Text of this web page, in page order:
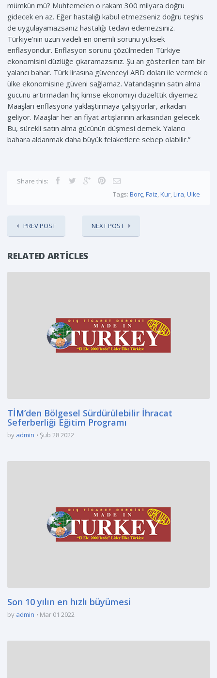
mümkün mü? Muhtemelen o rakam 300 milyara doğru
gidecek en az. Eğer hastalığı kabul etmezseniz doğru teşhis
de uygulayamazsanız hastalığı tedavi edemezsiniz.
Türkiye’nin uzun vadeli en önemli sorunu yüksek
enflasyondur. Enflasyon sorunu çözülmeden Türkiye
ekonomisini düzlüğe çıkaramazsınız. Şu an gösterilen tam bir
yalancı bahar. Türk lirasına güvenceyi ABD doları ile vermek o
ülke ekonomisine güveni sağlamaz. Vatandaşının satın alma
gücünü artırmadan hiç kimse ekonomiyi düzelttik diyemez.
Maaşları enflasyona yaklaştırmaya çalışıyorlar, arkadan
geliyor. Maaşlar her an fiyat artışlarının arkasından gelecek.
Bu, sürekli satın alma gücünün düşmesi demek. Yalancı
bahara aldanmak daha büyük felaketlere sebep olabilir.”
Share this:
Tags: Borç,Faiz,Kur,Lira,Ülke
PREV POST NEXT POST
RELATED ARTICLES
TİM’den Bölgesel Sürdürülebilir İhracat
Seferberliği Eğitim Programı
by admin Şub 28 2022
Son 10 yılın en hızlı büyümesi
by admin Mar 01 2022